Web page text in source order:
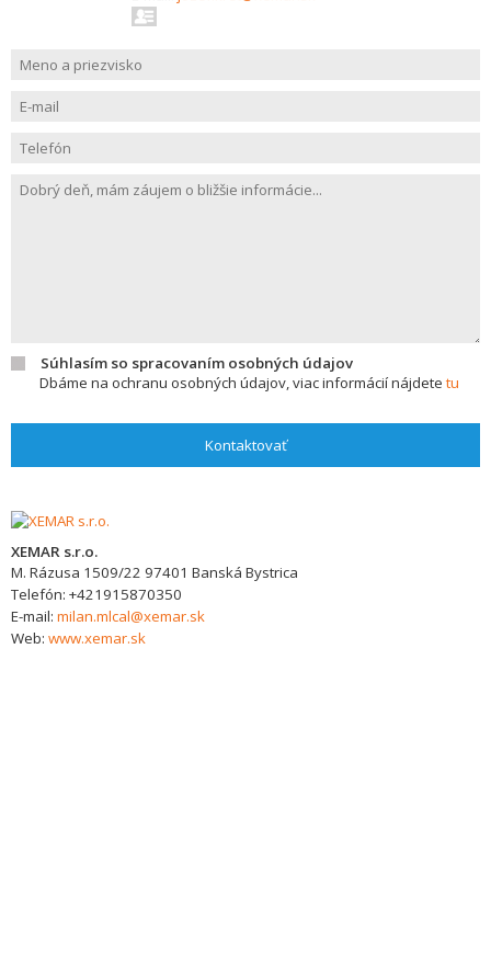
Súhlasím so spracovaním osobných údajov
Dbáme na ochranu osobných údajov, viac informácií nájdete tu
Kontaktovať
XEMAR s.r.o.
M. Rázusa 1509/22 97401 Banská Bystrica
Telefón: +421915870350
E-mail: milan.mlcal@xemar.sk
Web: www.xemar.sk